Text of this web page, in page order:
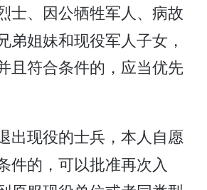
士、因公牺牲军人、病故
弟姐妹和现役军人子女，
且符合条件的，应当优先
出现役的士兵，本人自愿
件的，可以批准再次入